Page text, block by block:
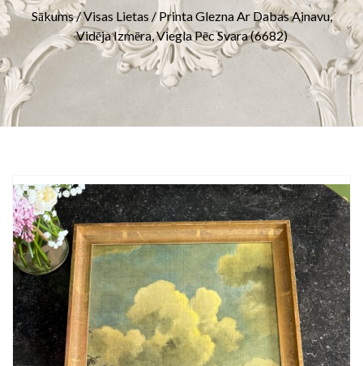
Sākums/Visas Lietas / Printa Glezna Ar Dabas Ainavu,
Vidēja Izmēra, Viegla Pēc Svara (6682)